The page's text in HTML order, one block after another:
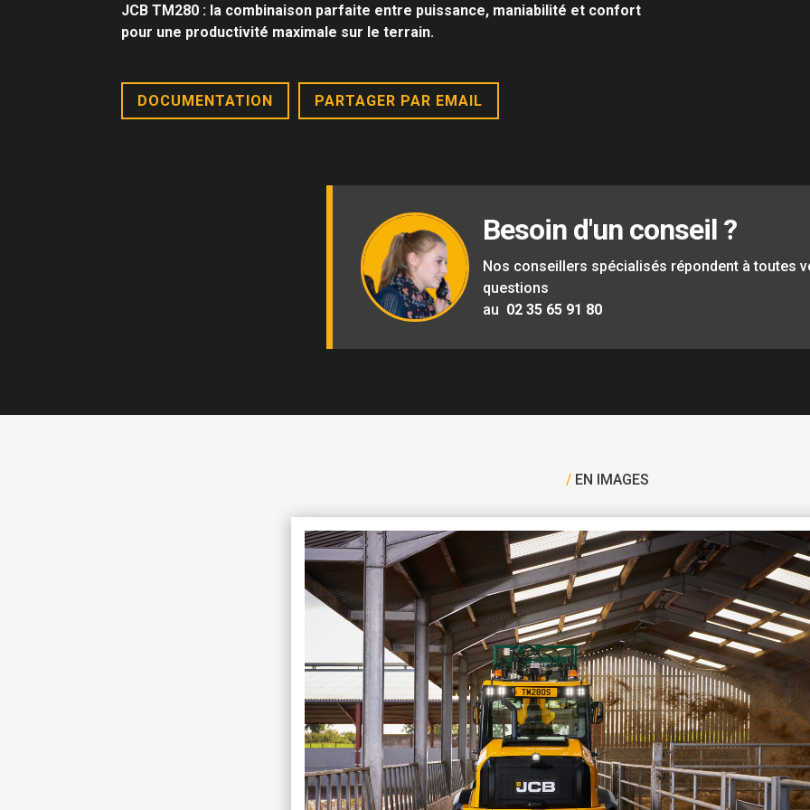
JCB TM280 : la combinaison parfaite entre puissance, maniabilité et confort
pour une productivité maximale sur le terrain.
DOCUMENTATION PARTAGER PAR EMAIL
Besoin d'un conseil ?
Nos conseillers spécialisés répondent à toutes
questions
au 02 35 65 91 80
/ EN IMAGES